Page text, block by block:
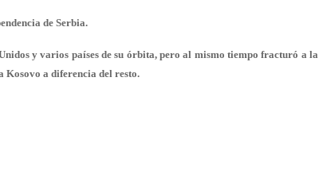
de Serbia.
y varios países de su órbita, pero al mismo tiempo fracturó a la
Kosovo a diferencia del resto.